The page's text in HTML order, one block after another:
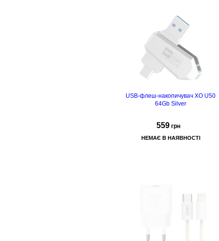
USB-флеш-накопичувач XO U50
64Gb Silver
559 грн
НЕМАЄ В НАЯВНОСТІ